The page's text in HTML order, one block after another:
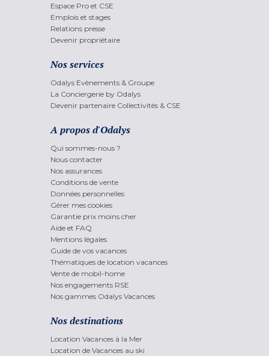
Espace Pro et CSE
Emplois et stages
Relations presse
Devenir propriétaire
Nos services
Odalys Evènements & Groupe
La Conciergerie by Odalys
Devenir partenaire Collectivités & CSE
A propos d'Odalys
Qui sommes-nous ?
Nous contacter
Nos assurances
Conditions de vente
Données personnelles
Gérer mes cookies
Garantie prix moins cher
Aide et FAQ
Mentions légales
Guide de vos vacances
Thématiques de location vacances
Vente de mobil-home
Nos engagements RSE
Nos gammes Odalys Vacances
Nos destinations
Location Vacances à la Mer
Location de Vacances au ski